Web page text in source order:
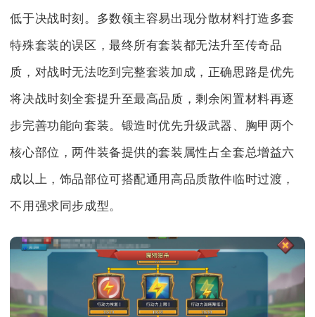
低于决战时刻。多数领主容易出现分散材料打造多套
特殊套装的误区，最终所有套装都无法升至传奇品
质，对战时无法吃到完整套装加成，正确思路是优先
将决战时刻全套提升至最高品质，剩余闲置材料再逐
步完善功能向套装。锻造时优先升级武器、胸甲两个
核心部位，两件装备提供的套装属性占全套总增益六
成以上，饰品部位可搭配通用高品质散件临时过渡，
不用强求同步成型。